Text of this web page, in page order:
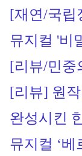
[재연/국립
뮤지컬 '비
[리뷰/민중
[리뷰] 원
완성시킨
뮤지컬 ‘베